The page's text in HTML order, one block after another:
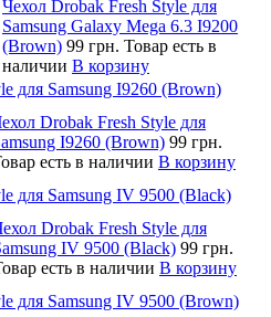
Чехол Drobak Fresh Style для
Samsung Galaxy Mega 6.3 I9200
(Brown) 99 грн. Товар есть в
наличии В корзину
для Samsung I9260 (Brown)
Drobak Fresh Style для
I9260 (Brown) 99 грн.
есть в наличии В корзину
для Samsung IV 9500 (Black)
Drobak Fresh Style для
IV 9500 (Black) 99 грн.
есть в наличии В корзину
для Samsung IV 9500 (Brown)